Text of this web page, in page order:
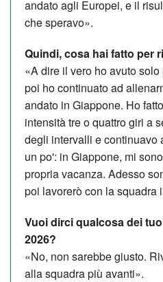
andato agli Europei, e il
che speravo».
Quindi, cosa hai fatto per
«A dire il vero ho avuto
poi ho continuato ad
andato in Giappone. Ho
intensità tre o quattro giri a
degli intervalli e continuavo
un po': in Giappone, mi
propria vacanza. Adesso
poi lavorerò con la squadra
Vuoi dirci qualcosa dei
2026?
«No, non sarebbe giusto.
alla squadra più avanti».